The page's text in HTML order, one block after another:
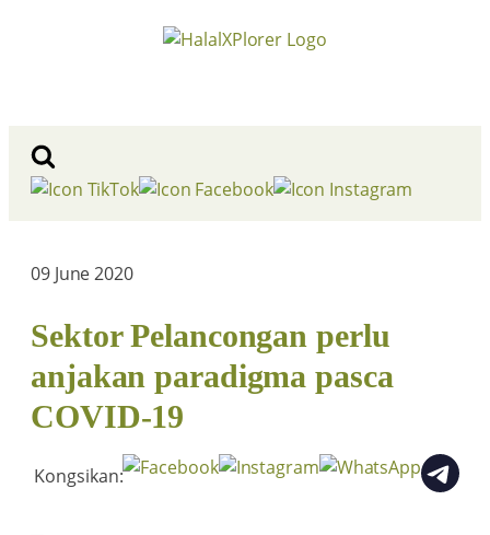
09 June 2020
Sektor Pelancongan perlu
anjakan paradigma pasca
COVID-19
Kongsikan: